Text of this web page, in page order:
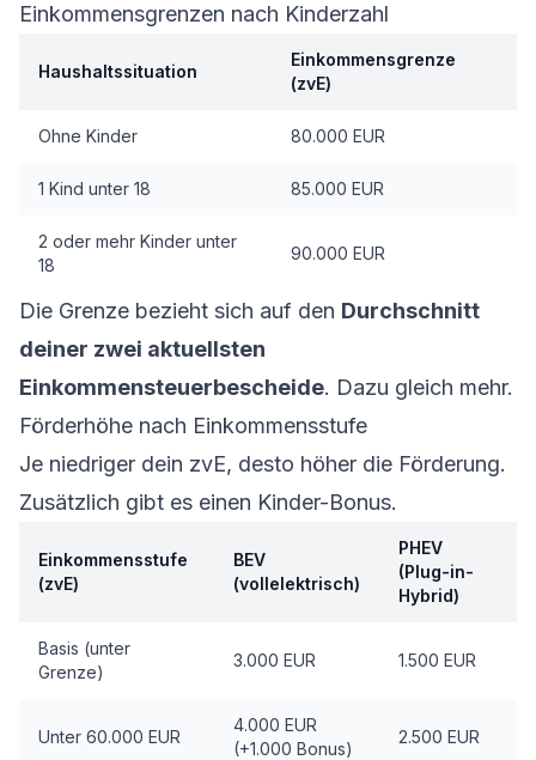
Einkommensgrenzen nach Kinderzahl
Haushaltssituation
Einkommensgrenze
(zvE)
Ohne Kinder 80.000 EUR
1 Kind unter 18 85.000 EUR
2 oder mehr Kinder unter
18
90.000 EUR
Die Grenze bezieht sich auf den Durchschnitt
deiner zwei aktuellsten
Einkommensteuerbescheide. Dazu gleich mehr.
Förderhöhe nach Einkommensstufe
Je niedriger dein zvE, desto höher die Förderung.
Zusätzlich gibt es einen Kinder-Bonus.
Einkommensstufe
(zvE)
BEV
(vollelektrisch)
PHEV
(Plug-in-
Hybrid)
Basis (unter
Grenze)
3.000 EUR 1.500 EUR
Unter 60.000 EUR
4.000 EUR
(+1.000 Bonus)
2.500 EUR